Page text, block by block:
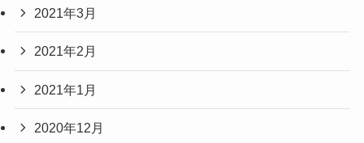
2021年3月
2021年2月
2021年1月
2020年12月